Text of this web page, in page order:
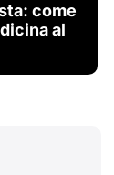
come
al